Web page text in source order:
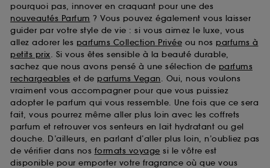
pourquoi pas, innover en craquant pour une des
nouveautés Parfum ? Vous pouvez également vous laisser
guider par votre style de vie : si vous aimez le luxe, vous
allez adorer les parfums Collection Privée ou nos parfums à
petits prix. Si vous êtes sensible à la beauté durable,
sachez que nous avons pensé à une sélection de parfums
rechargeables et de parfums Vegan. Oui, nous voulons
vraiment vous accompagner pour que vous puissiez
adopter le parfum qui vous ressemble. Une fois que ce sera
fait, vous pourrez même aller plus loin avec les coffrets
parfum et retrouver vos senteurs en lait hydratant ou gel
douche. D’ailleurs, en parlant d’aller plus loin, n’oubliez pas
de vérifier dans nos formats voyage si le vôtre est
disponible pour emporter votre fragrance où que vous